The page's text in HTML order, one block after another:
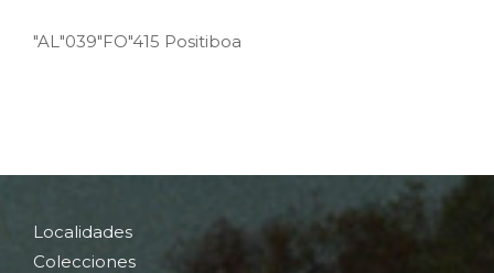
"AL"039"FO"415 Positiboa
Localidades
Colecciones